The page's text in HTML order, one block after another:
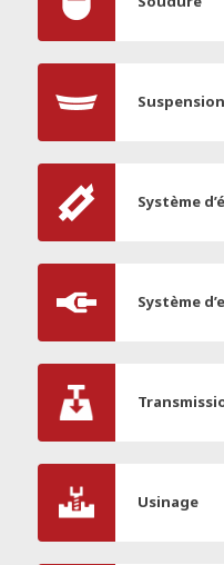
Suspension
Système
Système
Usinage